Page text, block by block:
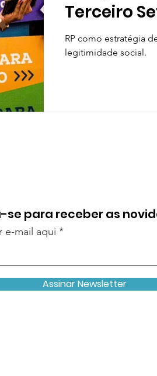
Terceiro
RP como estratégia
legitimidade social.
se para receber as
e-mail aqui
Assinar Newsletter